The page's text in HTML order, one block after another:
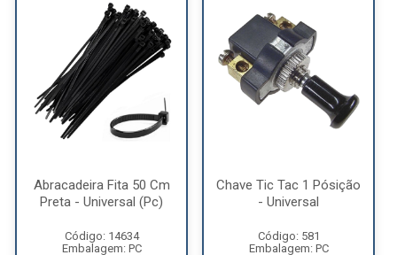
Abracadeira Fita 50 Cm
Preta - Universal (Pc)
Código: 14634
Embalagem: PC
Chave Tic Tac 1 Pósição
- Universal
Código: 581
Embalagem: PC